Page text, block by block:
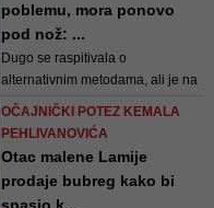
uplatama putem računa
Udruženja Pomozi.ba
poblemu, mora ponovo
pod nož: ...
Dugo se raspitivala o
alternativnim metodama, ali je na
kraju ipak shvatila da će morati
OČAJNIČKI POTEZ KEMALA
PEHLIVANOVIĆA
Otac malene Lamije
prodaje bubreg kako bi